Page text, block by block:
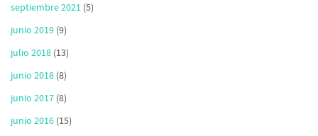
septiembre 2021 (5)
junio 2019 (9)
julio 2018 (13)
junio 2018 (8)
junio 2017 (8)
junio 2016 (15)